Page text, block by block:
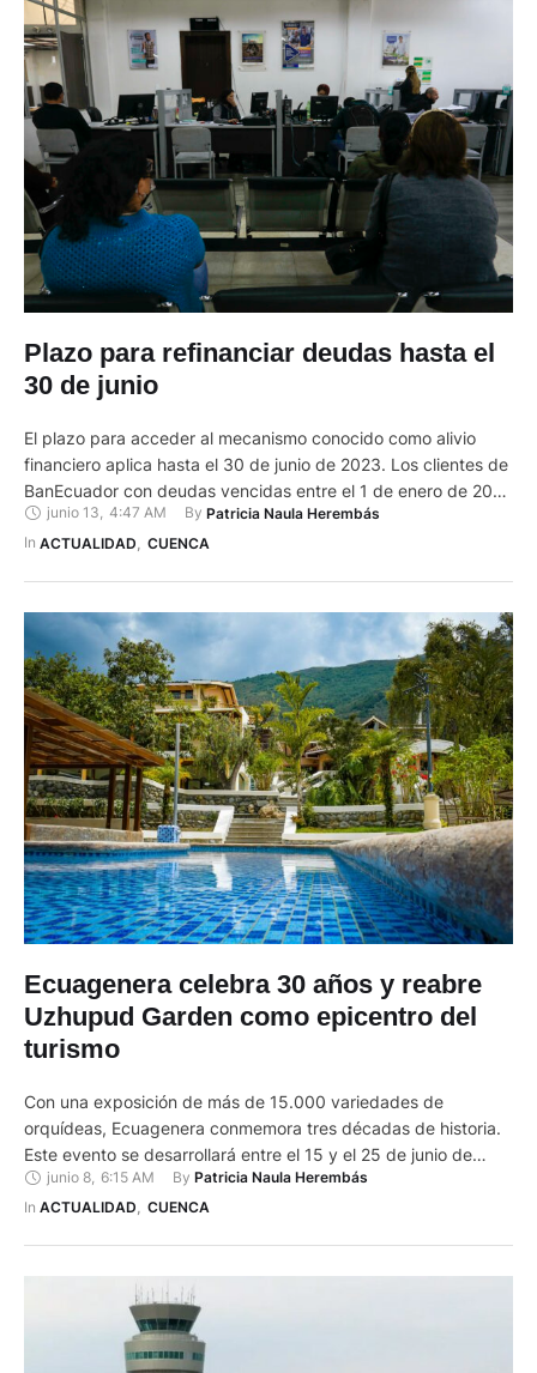
Plazo para refinanciar deudas hasta el
30 de junio
El plazo para acceder al mecanismo conocido como alivio
financiero aplica hasta el 30 de junio de 2023. Los clientes de
BanEcuador con deudas vencidas entre el 1 de enero de 2020
hasta el 30 de junio de 2022, podrán refinanciar o restructurar
sus obligaciones crediticias. Para solicitar el beneficio, pueden
junio 13, 4:47 AM By Patricia Naula Herembás
In ACTUALIDAD CUENCA
Ecuagenera celebra 30 años y reabre
Uzhupud Garden como epicentro del
turismo
Con una exposición de más de 15.000 variedades de
orquídeas, Ecuagenera conmemora tres décadas de historia.
Este evento se desarrollará entre el 15 y el 25 de junio de
2023 en Paute en la renovada hostería Uzhupud Garden, que
reabre sus puertas con la meta de posicionar al Azuay y al
junio 8 6:15 AM By Patricia Naula Herembás
In ACTUALIDAD, CUENCA